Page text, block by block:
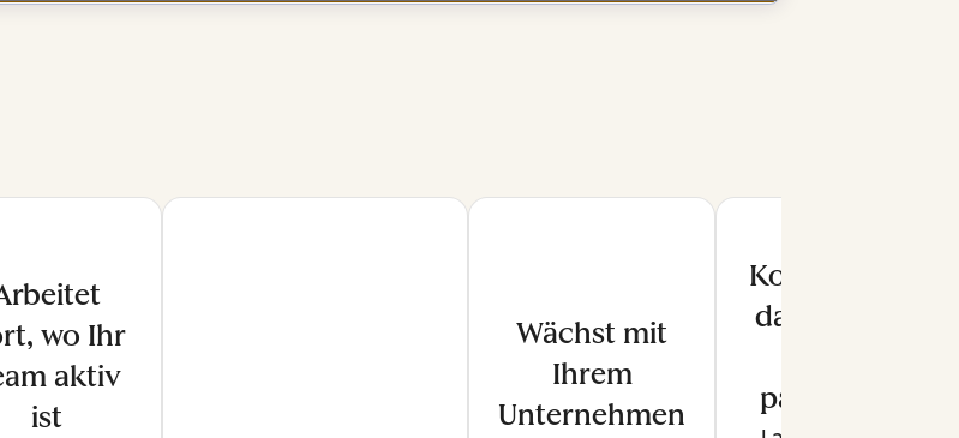
wo Ihr
aktiv
ist
Wächst mit
Ihrem
Unternehmen
Kontrolle
darüber,
passiert